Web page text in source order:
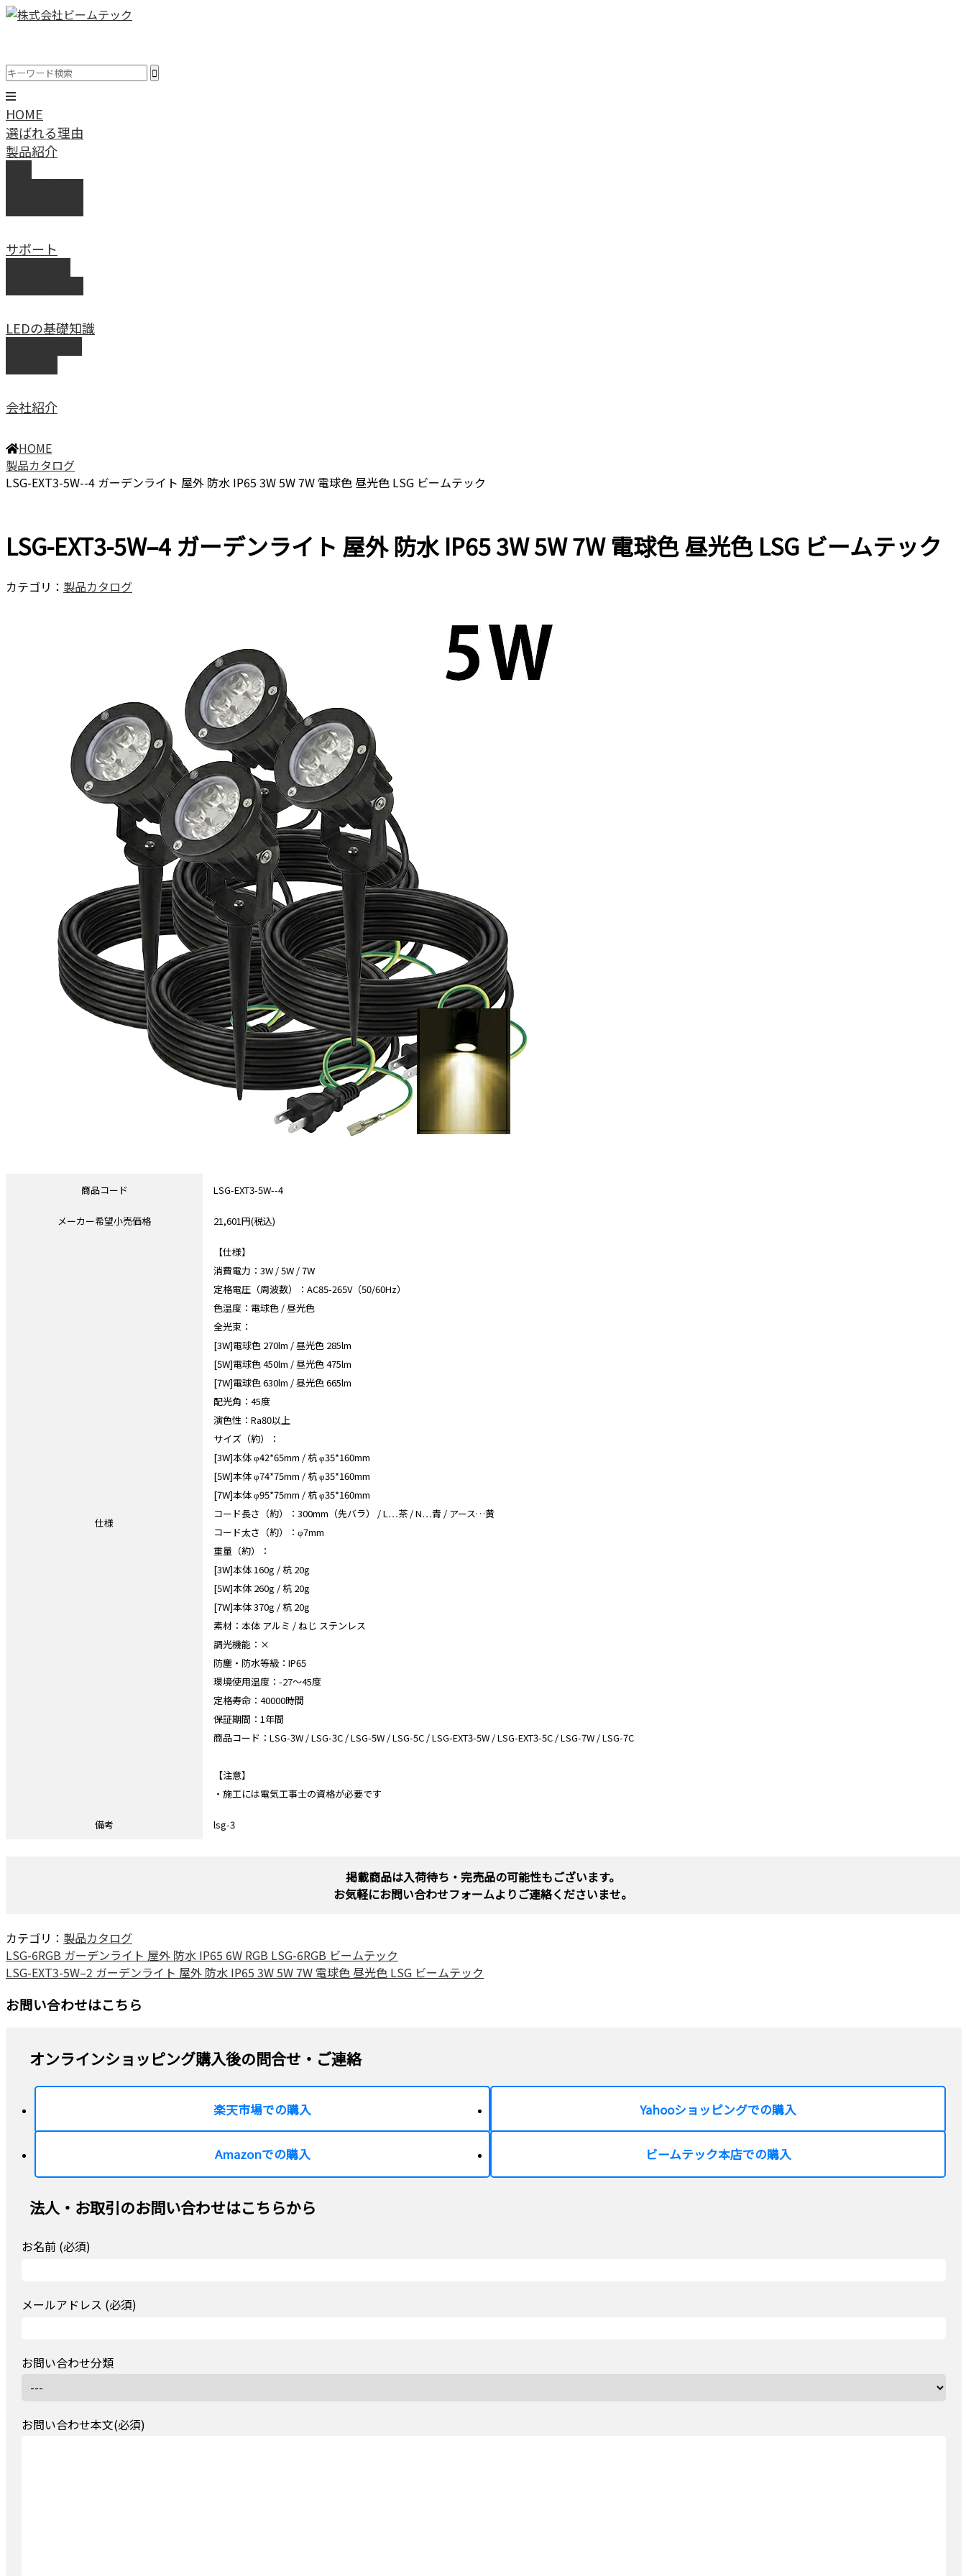
HOME
選ばれる理由
製品紹介
サポート
LEDの基礎知識
会社紹介
HOME
製品カタログ
LSG-EXT3-5W--4 ガーデンライト 屋外 防水 IP65 3W 5W 7W 電球色 昼光色 LSG ビームテック
LSG-EXT3-5W–4 ガーデンライト 屋外 防水 IP65 3W 5W 7W 電球色 昼光色 LSG ビームテック
カテゴリ： 製品カタログ
商品コード LSG-EXT3-5W--4
メーカー希望小売価格 21,601円(税込)
仕様
【仕様】
消費電力：3W / 5W / 7W
定格電圧（周波数）：AC85-265V（50/60Hz）
色温度：電球色 / 昼光色
全光束：
[3W]電球色 270lm / 昼光色 285lm
[5W]電球色 450lm / 昼光色 475lm
[7W]電球色 630lm / 昼光色 665lm
配光角：45度
演色性：Ra80以上
サイズ（約）：
[3W]本体 φ42*65mm / 杭 φ35*160mm
[5W]本体 φ74*75mm / 杭 φ35*160mm
[7W]本体 φ95*75mm / 杭 φ35*160mm
コード長さ（約）：300mm（先バラ） / L…茶 / N…青 / アース…黄
コード太さ（約）：φ7mm
重量（約）：
[3W]本体 160g / 杭 20g
[5W]本体 260g / 杭 20g
[7W]本体 370g / 杭 20g
素材：本体 アルミ / ねじ ステンレス
調光機能：×
防塵・防水等級：IP65
環境使用温度：-27～45度
定格寿命：40000時間
保証期間：1年間
商品コード：LSG-3W / LSG-3C / LSG-5W / LSG-5C / LSG-EXT3-5W / LSG-EXT3-5C / LSG-7W / LSG-7C
【注意】
・施工には電気工事士の資格が必要です
備考 lsg-3
掲載商品は入荷待ち・完売品の可能性もございます。
お気軽にお問い合わせフォームよりご連絡くださいませ。
カテゴリ： 製品カタログ
LSG-6RGB ガーデンライト 屋外 防水 IP65 6W RGB LSG-6RGB ビームテック
LSG-EXT3-5W–2 ガーデンライト 屋外 防水 IP65 3W 5W 7W 電球色 昼光色 LSG ビームテック
お問い合わせはこちら
オンラインショッピング購入後の問合せ・ご連絡
楽天市場での購入 Yahooショッピングでの購入
Amazonでの購入 ビームテック本店での購入
法人・お取引のお問い合わせはこちらから
お名前 (必須)
メールアドレス (必須)
お問い合わせ分類
お問い合わせ本文(必須)